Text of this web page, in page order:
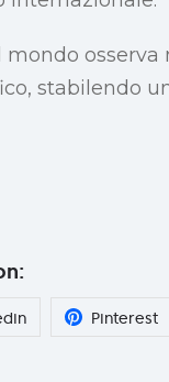
stabilendo
Pinterest